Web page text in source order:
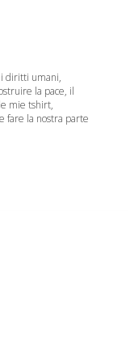
diritti umani,
la pace, il
mie tshirt,
fare la nostra parte